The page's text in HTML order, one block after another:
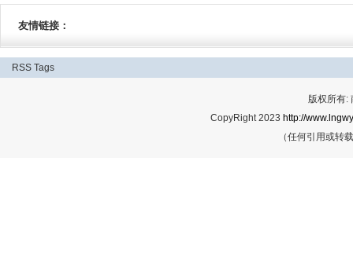
友情链接：
RSS Tags
版权所有:
CopyRight 2023 http://
（任何引用或转